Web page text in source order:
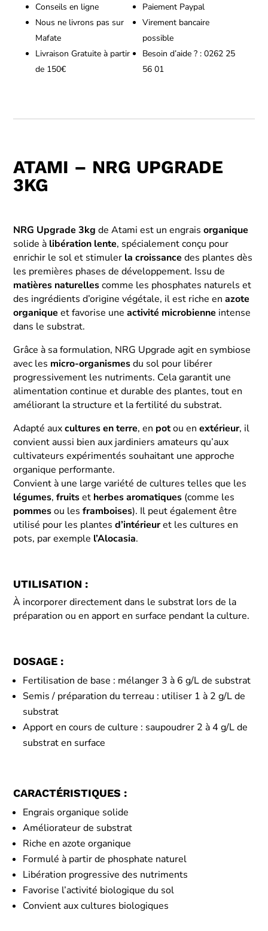
Conseils en ligne
Nous ne livrons pas sur
Mafate
Livraison Gratuite à partir
de 150€
Paiement Paypal
Virement bancaire
possible
Besoin d’aide ? : 0262 25
56 01
ATAMI – NRG UPGRADE
3KG
NRG Upgrade 3kg de Atami est un engraisorganique
solide à libération lente, spécialement conçu pour
enrichir le sol et stimuler la croissance des plantes dès
les premières phases de développement. Issu de
matières naturellescomme les phosphates naturels et
des ingrédients d’origine végétale, il est riche enazote
organique et favorise uneactivité microbienne intense
dans le substrat.
Grâce à sa formulation, NRG Upgrade agit en symbiose
avec les micro-organismesdu sol pour libérer
progressivement les nutriments. Cela garantit une
alimentation continue et durable des plantes, tout en
améliorant la structure et la fertilité du substrat.
Adapté auxcultures en terre, en potou enextérieur, il
convient aussi bien aux jardiniers amateurs qu’aux
cultivateurs expérimentés souhaitant une approche
organique performante.
Convient à une large variété de cultures telles que les
légumes,fruitset herbes aromatiques (comme les
pommesou lesframboises). Il peut également être
utilisé pour les plantesd’intérieuret les cultures en
pots, par exemple l’Alocasia.
UTILISATION :
À incorporer directement dans le substrat lors de la
préparation ou en apport en surface pendant la culture.
DOSAGE :
Fertilisation de base : mélanger 3 à 6 g/L de substrat
Semis / préparation du terreau : utiliser 1 à 2 g/L de
substrat
Apport en cours de culture : saupoudrer 2 à 4 g/L de
substrat en surface
CARACTÉRISTIQUES :
Engrais organique solide
Améliorateur de substrat
Riche en azote organique
Formulé à partir de phosphate naturel
Libération progressive des nutriments
Favorise l’activité biologique du sol
Convient aux cultures biologiques